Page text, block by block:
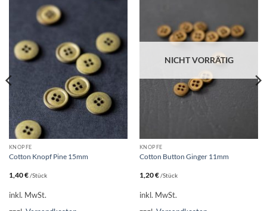
KNÖPFE
Cotton Knopf Pine 15mm
1,40€/Stück
inkl. MwSt.
NICHT VORRÄTIG
KNÖPFE
Cotton Button Ginger 11mm
1,20€/Stück
inkl. MwSt.